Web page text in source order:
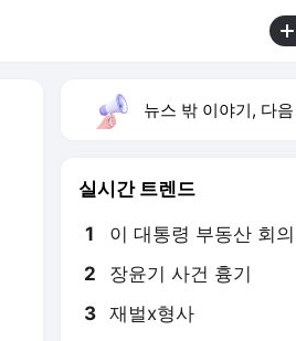
뉴스 밖 이야기, 다음 커
실시간 트렌드
1 이 대통령 부동산 회의
3 재벌x형사